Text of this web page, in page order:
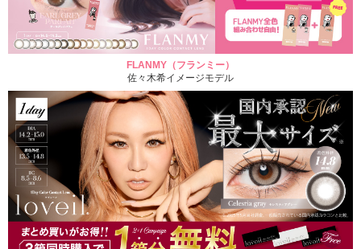
FLANMY（フランミー）
佐々木希イメージモデル